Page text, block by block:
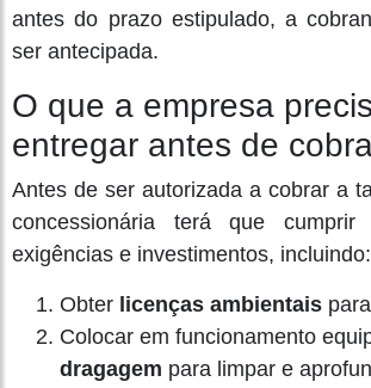
antes do prazo estipulado, a
ser antecipada.
O que a empresa
entregar antes de
Antes de ser autorizada a cobrar a
concessionária terá que
exigências e investimentos, incluindo:
Obter licenças ambientais
Colocar em funcionamento
dragagem para limpar e